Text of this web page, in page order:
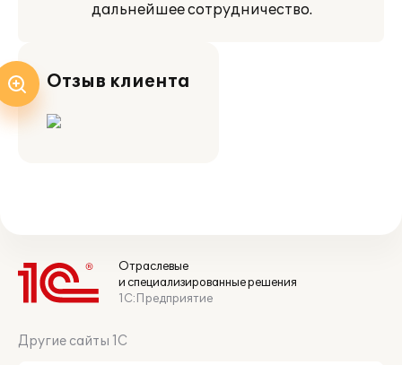
дальнейшее сотрудничество.
Отзыв клиента
Отраслевые
и специализированные решения
1С:Предприятие
Другие сайты 1С